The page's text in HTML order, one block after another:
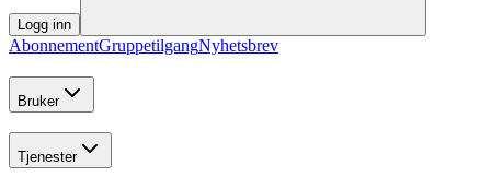
Logg inn
AbonnementGruppetilgangNyhetsbrev
Bruker
Tjenester